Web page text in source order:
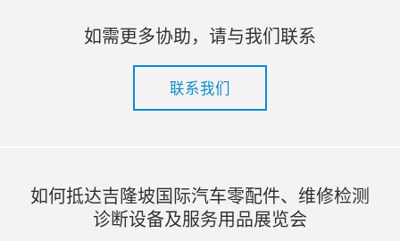
如需更多协助，请与我们联系
联系我们
如何抵达吉隆坡国际汽车零配件、维修检测
诊断设备及服务用品展览会